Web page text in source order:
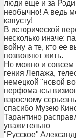
люди еще и за
необычно! А ведь
капусту!
В исторической
несколько иначе:
войну, а те, кто ее
позволяют жить.
Но можно и совсем
гения Лепажа,
немецкой "новой
перфомансы
взрослому
спасибо Музею
Тарантино
уважительно.
"Русское"